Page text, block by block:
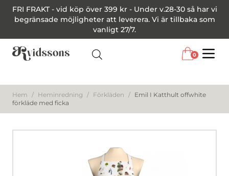
FRI FRAKT - vid köp över 399 kr - Under v.28-30 så har vi
begränsade möjligheter att leverera. Vi är tillbaka som
vanligt 27/7.
0
Hem / Heminredning / Förkläden / Emil I Katthult offwhite
förkläde med ficka